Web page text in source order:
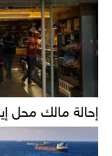
إحالة مالك محل